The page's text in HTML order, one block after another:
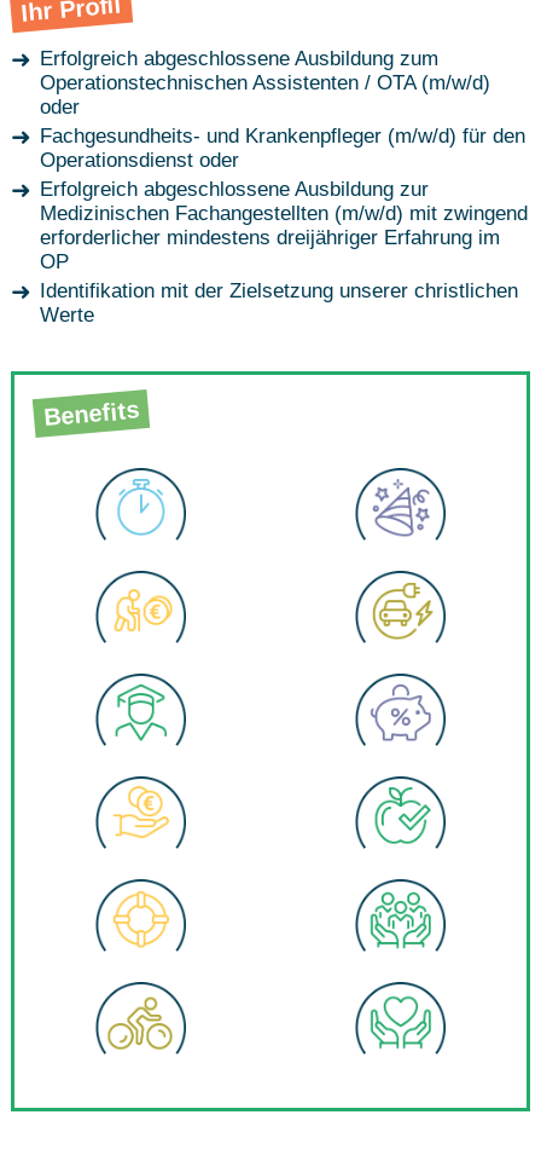
Ihr Profil
Erfolgreich abgeschlossene Ausbildung zum
Operationstechnischen Assistenten / OTA (m/w/d)
oder
Fachgesundheits- und Krankenpfleger (m/w/d) für den
Operationsdienst oder
Erfolgreich abgeschlossene Ausbildung zur
Medizinischen Fachangestellten (m/w/d) mit zwingend
erforderlicher mindestens dreijähriger Erfahrung im
OP
Identifikation mit der Zielsetzung unserer christlichen
Werte
Benefits